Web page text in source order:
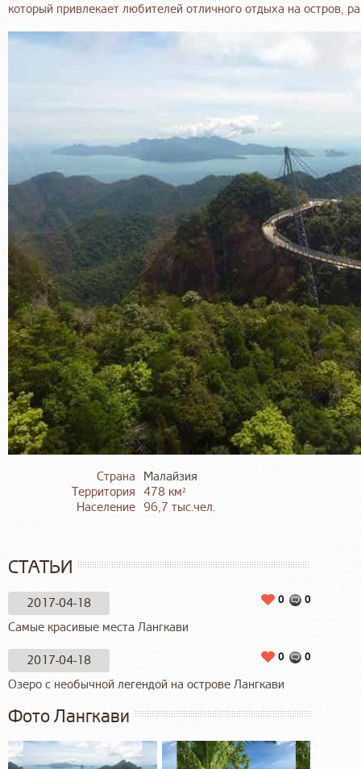
который привлекает любителей отличного отдыха на остров,
Страна
Малайзия
Территория 478 км²
Население 96,7 тыс.чел.
СТАТЬИ
2017-04-18 0
0
Самые красивые места Лангкави
2017-04-18 0
0
Озеро с необычной легендой на острове Лангкави
Фото Лангкави